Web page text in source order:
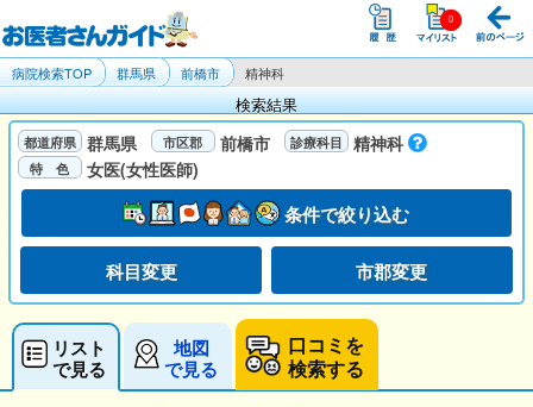
病院検索TOP 群馬県 前橋市 精神科
検索結果
群馬県 前橋市
精神科
女医(女性医師)
条件で絞り込む
科目変更 市郡変更
リスト
で見る
地図
で見る
口コミを
検索する